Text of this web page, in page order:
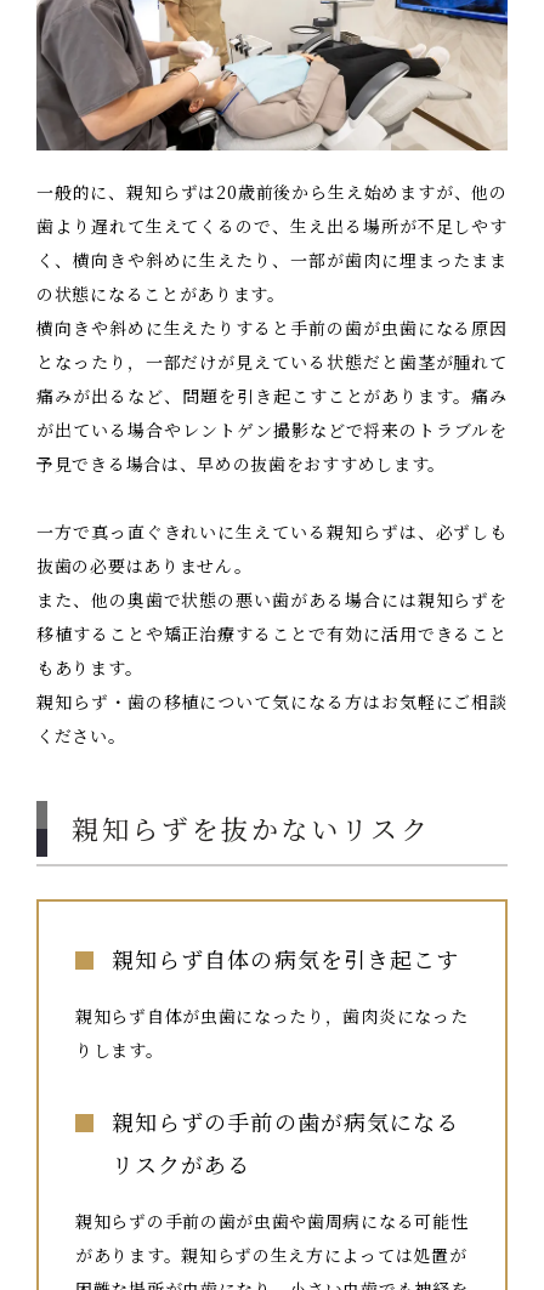
一般的に、親知らずは20歳前後から生え始めますが、他の
歯より遅れて生えてくるので、生え出る場所が不足しやす
く、横向きや斜めに生えたり、一部が歯肉に埋まったまま
の状態になることがあります。
横向きや斜めに生えたりすると手前の歯が虫歯になる原因
となったり，一部だけが見えている状態だと歯茎が腫れて
痛みが出るなど、問題を引き起こすことがあります。痛み
が出ている場合やレントゲン撮影などで将来のトラブルを
予見できる場合は、早めの抜歯をおすすめします。
一方で真っ直ぐきれいに生えている親知らずは、必ずしも
抜歯の必要はありません。
また、他の奥歯で状態の悪い歯がある場合には親知らずを
移植することや矯正治療することで有効に活用できること
もあります。
親知らず・歯の移植について気になる方はお気軽にご相談
ください。
親知らずを抜かないリスク
親知らず自体の病気を引き起こす
親知らず自体が虫歯になったり，歯肉炎になった
りします。
親知らずの手前の歯が病気になる
リスクがある
親知らずの手前の歯が虫歯や歯周病になる可能性
があります。親知らずの生え方によっては処置が